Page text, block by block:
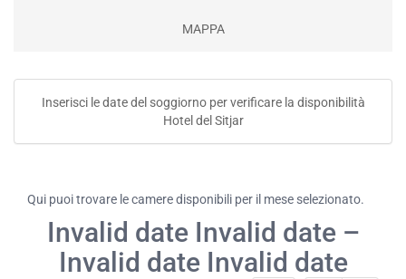
MAPPA
Inserisci le date del soggiorno per verificare la disponibilità
Hotel del Sitjar
Qui puoi trovare le camere disponibili per il mese selezionato.
Invalid date Invalid date –
Invalid date Invalid date